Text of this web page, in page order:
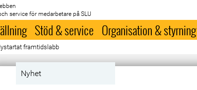
service för medarbetare på SLU
Stöd & service Organisation & styrning
framtidslabb
Nyhet